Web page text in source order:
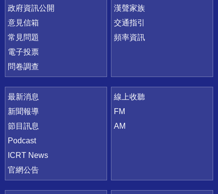
政府資訊公開
意見信箱
常見問題
電子投票
問卷調查
漢聲家族
交通指引
頻率資訊
最新消息
新聞報導
節目訊息
Podcast
ICRT News
官網公告
線上收聽
FM
AM